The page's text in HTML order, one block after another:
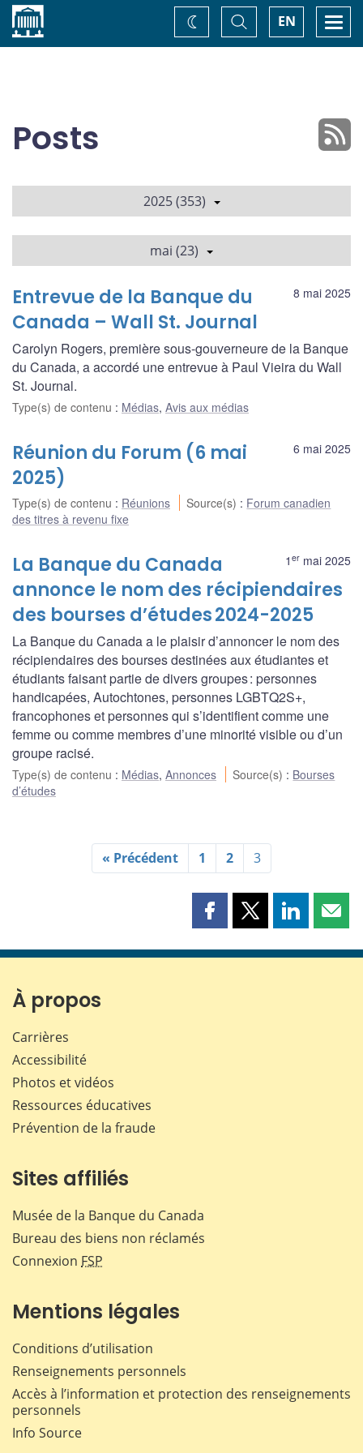
Accueil EN
Basculer
la
recherche
Changez
de
Posts
2025 (353)
mai (23)
8 mai 2025
Entrevue de la Banque du
Canada – Wall St. Journal
Carolyn Rogers, première sous-gouverneure de la Banque
du Canada, a accordé une entrevue à Paul Vieira du Wall
St. Journal.
Type(s) de contenu : Médias, Avis aux médias
6 mai 2025
Réunion du Forum (6 mai
2025)
Type(s) de contenu : Réunions Source(s) : Forum canadien
des titres à revenu fixe
1 er mai 2025
La Banque du Canada
annonce le nom des récipiendaires
des bourses d’études 2024-2025
La Banque du Canada a le plaisir d’annoncer le nom des
récipiendaires des bourses destinées aux étudiantes et
étudiants faisant partie de divers groupes : personnes
handicapées, Autochtones, personnes LGBTQ2S+,
francophones et personnes qui s’identifient comme une
femme ou comme membres d’une minorité visible ou d’un
groupe racisé.
Type(s) de contenu : Médias, Annonces Source(s) : Bourses
d’études
« Précédent 1 2 3
Partager
page
Partager
page
Partager
page page
À propos
Carrières
Accessibilité
Photos et vidéos
Ressources éducatives
Prévention de la fraude
Sites affiliés
Musée de la Banque du Canada
Bureau des biens non réclamés
Connexion FSP
Mentions légales
Conditions d’utilisation
Renseignements personnels
Accès à l’information et protection des renseignements
personnels
Info Source